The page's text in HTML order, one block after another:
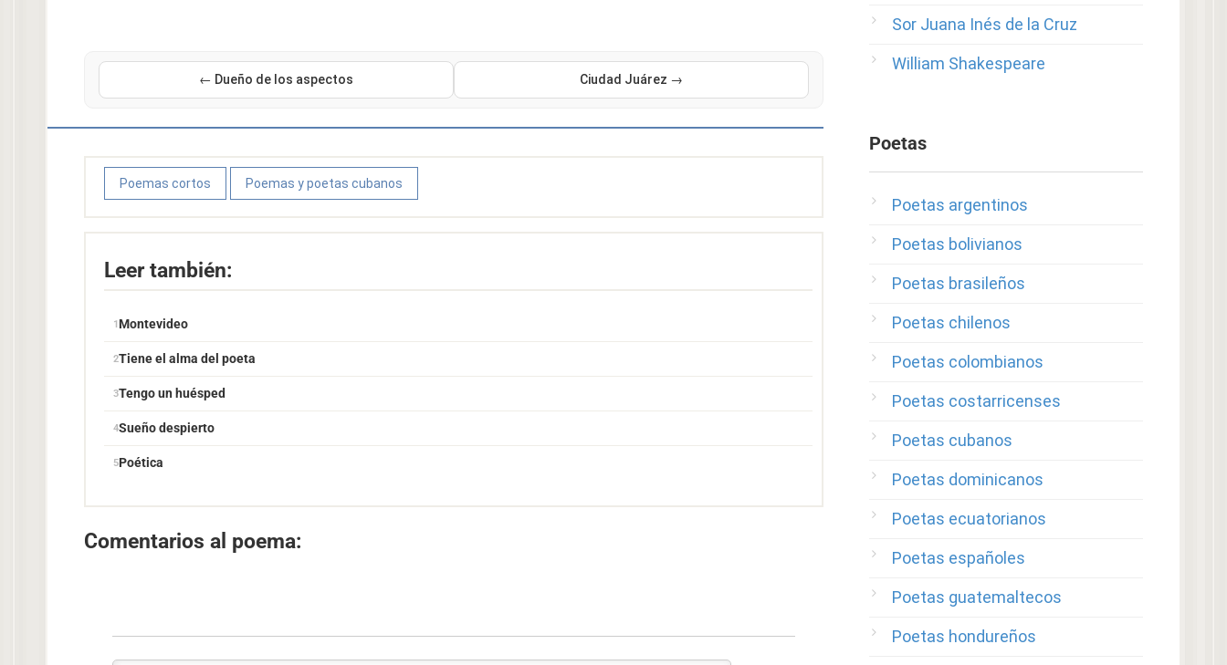
← Dueño de los aspectos Ciudad Juárez →
Poemas cortos Poemas y poetas cubanos
Leer también:
Montevideo
Tiene el alma del poeta
Tengo un huésped
Sueño despierto
Poética
Comentarios al poema:
Sor Juana Inés de la Cruz
William Shakespeare
Poetas
Poetas argentinos
Poetas bolivianos
Poetas brasileños
Poetas chilenos
Poetas colombianos
Poetas costarricenses
Poetas cubanos
Poetas dominicanos
Poetas ecuatorianos
Poetas españoles
Poetas guatemaltecos
Poetas hondureños